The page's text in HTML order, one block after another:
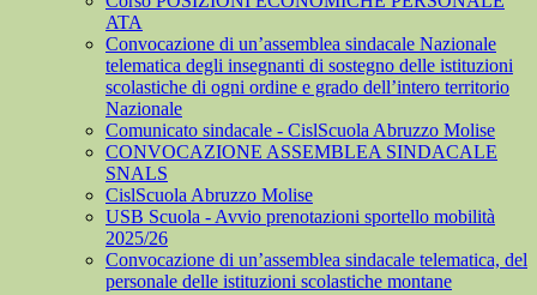
ATA
Convocazione di un’assemblea sindacale Nazionale
telematica degli insegnanti di sostegno delle istituzioni
scolastiche di ogni ordine e grado dell’intero territorio
Nazionale
Comunicato sindacale - CislScuola Abruzzo Molise
CONVOCAZIONE ASSEMBLEA SINDACALE
SNALS
CislScuola Abruzzo Molise
USB Scuola - Avvio prenotazioni sportello mobilità
2025/26
Convocazione di un’assemblea sindacale telematica, del
personale delle istituzioni scolastiche montane